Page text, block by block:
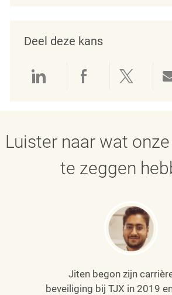
Deel deze kans
Delen via LinkedIn
Delen viaDelen
Luister naar wat
te zeggen
Jiten begon zijn
beveiliging bij TJX in 2019